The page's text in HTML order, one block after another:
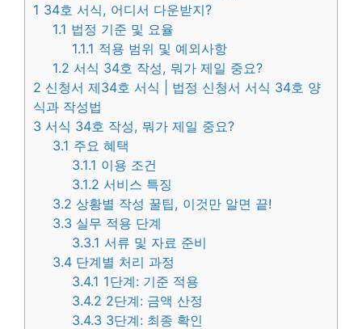
1 34호 서식, 어디서 다운받지?
1.1 법정 기준 및 요율
1.1.1 적용 범위 및 예외사항
1.2 서식 34호 작성, 뭐가 제일 중요?
2 신청서 제34호 서식 | 법정 신청서 서식 34호 양
식과 작성법
3 서식 34호 작성, 뭐가 제일 중요?
3.1 주요 혜택
3.1.1 이용 조건
3.1.2 서비스 특징
3.2 상황별 작성 꿀팁, 이것만 알면 끝!
3.3 실무 적용 단계
3.3.1 서류 및 자료 준비
3.4 단계별 처리 과정
3.4.1 1단계: 기준 적용
3.4.2 2단계: 금액 산정
3.4.3 3단계: 최종 확인